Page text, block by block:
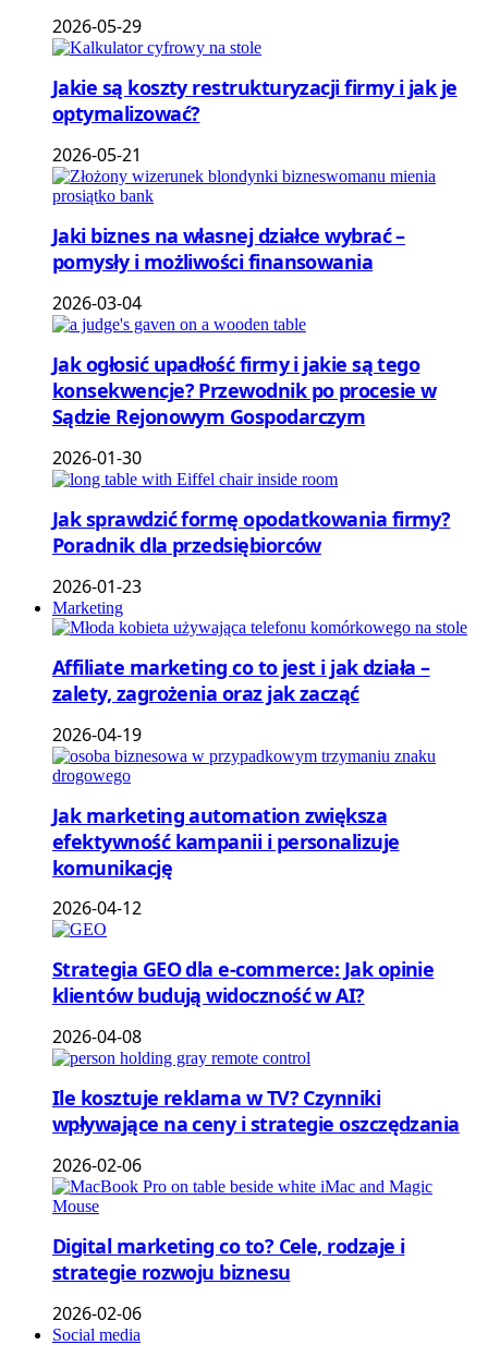
2026-05-29
Jakie są koszty restrukturyzacji firmy i jak je
optymalizować?
2026-05-21
Jaki biznes na własnej działce wybrać –
pomysły i możliwości finansowania
2026-03-04
Jak ogłosić upadłość firmy i jakie są tego
konsekwencje? Przewodnik po procesie w
Sądzie Rejonowym Gospodarczym
2026-01-30
Jak sprawdzić formę opodatkowania firmy?
Poradnik dla przedsiębiorców
2026-01-23
Marketing
Affiliate marketing co to jest i jak działa –
zalety, zagrożenia oraz jak zacząć
2026-04-19
Jak marketing automation zwiększa
efektywność kampanii i personalizuje
komunikację
2026-04-12
Strategia GEO dla e-commerce: Jak opinie
klientów budują widoczność w AI?
2026-04-08
Ile kosztuje reklama w TV? Czynniki
wpływające na ceny i strategie oszczędzania
2026-02-06
Digital marketing co to? Cele, rodzaje i
strategie rozwoju biznesu
2026-02-06
Social media